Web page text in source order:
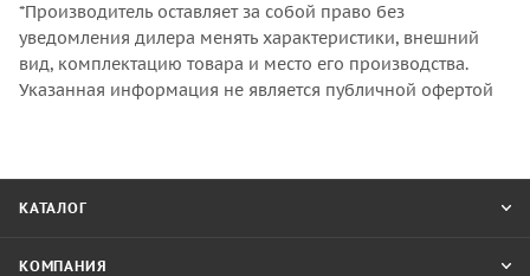
*Производитель оставляет за собой право без
уведомления дилера менять характеристики, внешний
вид, комплектацию товара и место его производства.
Указанная информация не является публичной офертой
КАТАЛОГ
КОМПАНИЯ